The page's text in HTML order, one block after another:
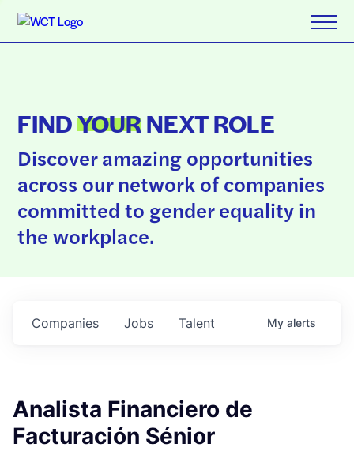
FINDYOURNEXT ROLE
Discover amazing opportunities
across our network of companies
committed to gender equality in
the workplace.
Jobs
Companies Talent My alerts
Analista Financiero de
Facturación Sénior